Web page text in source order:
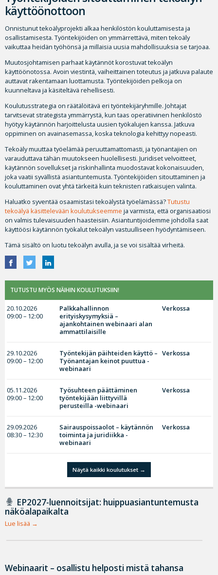
käyttöönottoon
Onnistunut tekoälyprojekti alkaa henkilöstön kouluttamisesta ja
osallistamisesta. Työntekijöiden on ymmärrettävä, miten tekoäly
vaikuttaa heidän työhönsä ja millaisia uusia mahdollisuuksia se tarjoaa.
Muutosjohtamisen parhaat käytännöt korostuvat tekoälyn
käyttöönotossa. Avoin viestintä, vaiheittainen toteutus ja jatkuva palaute
auttavat rakentamaan luottamusta. Työntekijöiden pelkoja on
kuunneltava ja käsiteltävä rehellisesti.
Koulutusstrategia on räätälöitävä eri työntekijäryhmille. Johtajat
tarvitsevat strategista ymmärrystä, kun taas operatiivinen henkilöstö
hyötyy käytännön harjoittelusta uusien työkalujen kanssa. Jatkuva
oppiminen on avainasemassa, koska teknologia kehittyy nopeasti.
Tekoäly muuttaa työelämää peruuttamattomasti, ja työnantajien on
varauduttava tähän muutokseen huolellisesti. Juridiset velvoitteet,
käytännön sovellukset ja riskinhallinta muodostavat kokonaisuuden,
joka vaatii syvällistä asiantuntemusta. Työntekijöiden sitouttaminen ja
kouluttaminen ovat yhtä tärkeitä kuin teknisten ratkaisujen valinta.
Haluatko syventää osaamistasi tekoälystä työelämässä?Tutustu
tekoälyä käsittelevään koulutukseemme ja varmista, että organisaatiosi
on valmis tulevaisuuden haasteisiin. Asiantuntijoidemme johdolla saat
käyttöösi käytännön työkalut tekoälyn vastuulliseen hyödyntämiseen.
Tämä sisältö on luotu tekoälyn avulla, ja se voi sisältää virheitä.
TUTUSTU MYÖS NÄIHIN KOULUTUKSIIN!
20.10.2026
09:00 – 12:00
Palkkahallinnon
erityiskysymyksiä –
ajankohtainen webinaari alan
ammattilaisille
Verkossa
29.10.2026
09:00 – 12:00
Työntekijän päihteiden käyttö –
Työnantajan keinot puuttua -
webinaari
Verkossa
05.11.2026
09:00 – 12:00
Työsuhteen päättäminen
työntekijään liittyvillä
perusteilla -webinaari
Verkossa
29.09.2026
08:30 – 12:30
Sairauspoissaolot – käytännön
toiminta ja juridiikka -
webinaari
Verkossa
Näytä kaikki koulutukset
EP2027-luennoitsijat: huippuasiantuntemusta
näköalapaikalta
Lue lisää
Webinaarit – osallistu helposti mistä tahansa